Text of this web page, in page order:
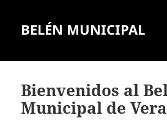
BELÉN MUNICIPAL
Bienvenidos al
Municipal de Vera